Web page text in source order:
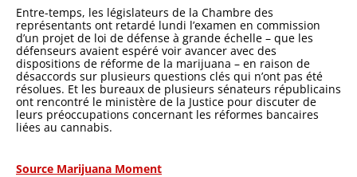
Entre-temps, les législateurs de la Chambre des
représentants ont retardé lundi l’examen en commission
d’un projet de loi de défense à grande échelle – que les
défenseurs avaient espéré voir avancer avec des
dispositions de réforme de la marijuana – en raison de
désaccords sur plusieurs questions clés qui n’ont pas été
résolues. Et les bureaux de plusieurs sénateurs républicains
ont rencontré le ministère de la Justice pour discuter de
leurs préoccupations concernant les réformes bancaires
liées au cannabis.
Source Marijuana Moment